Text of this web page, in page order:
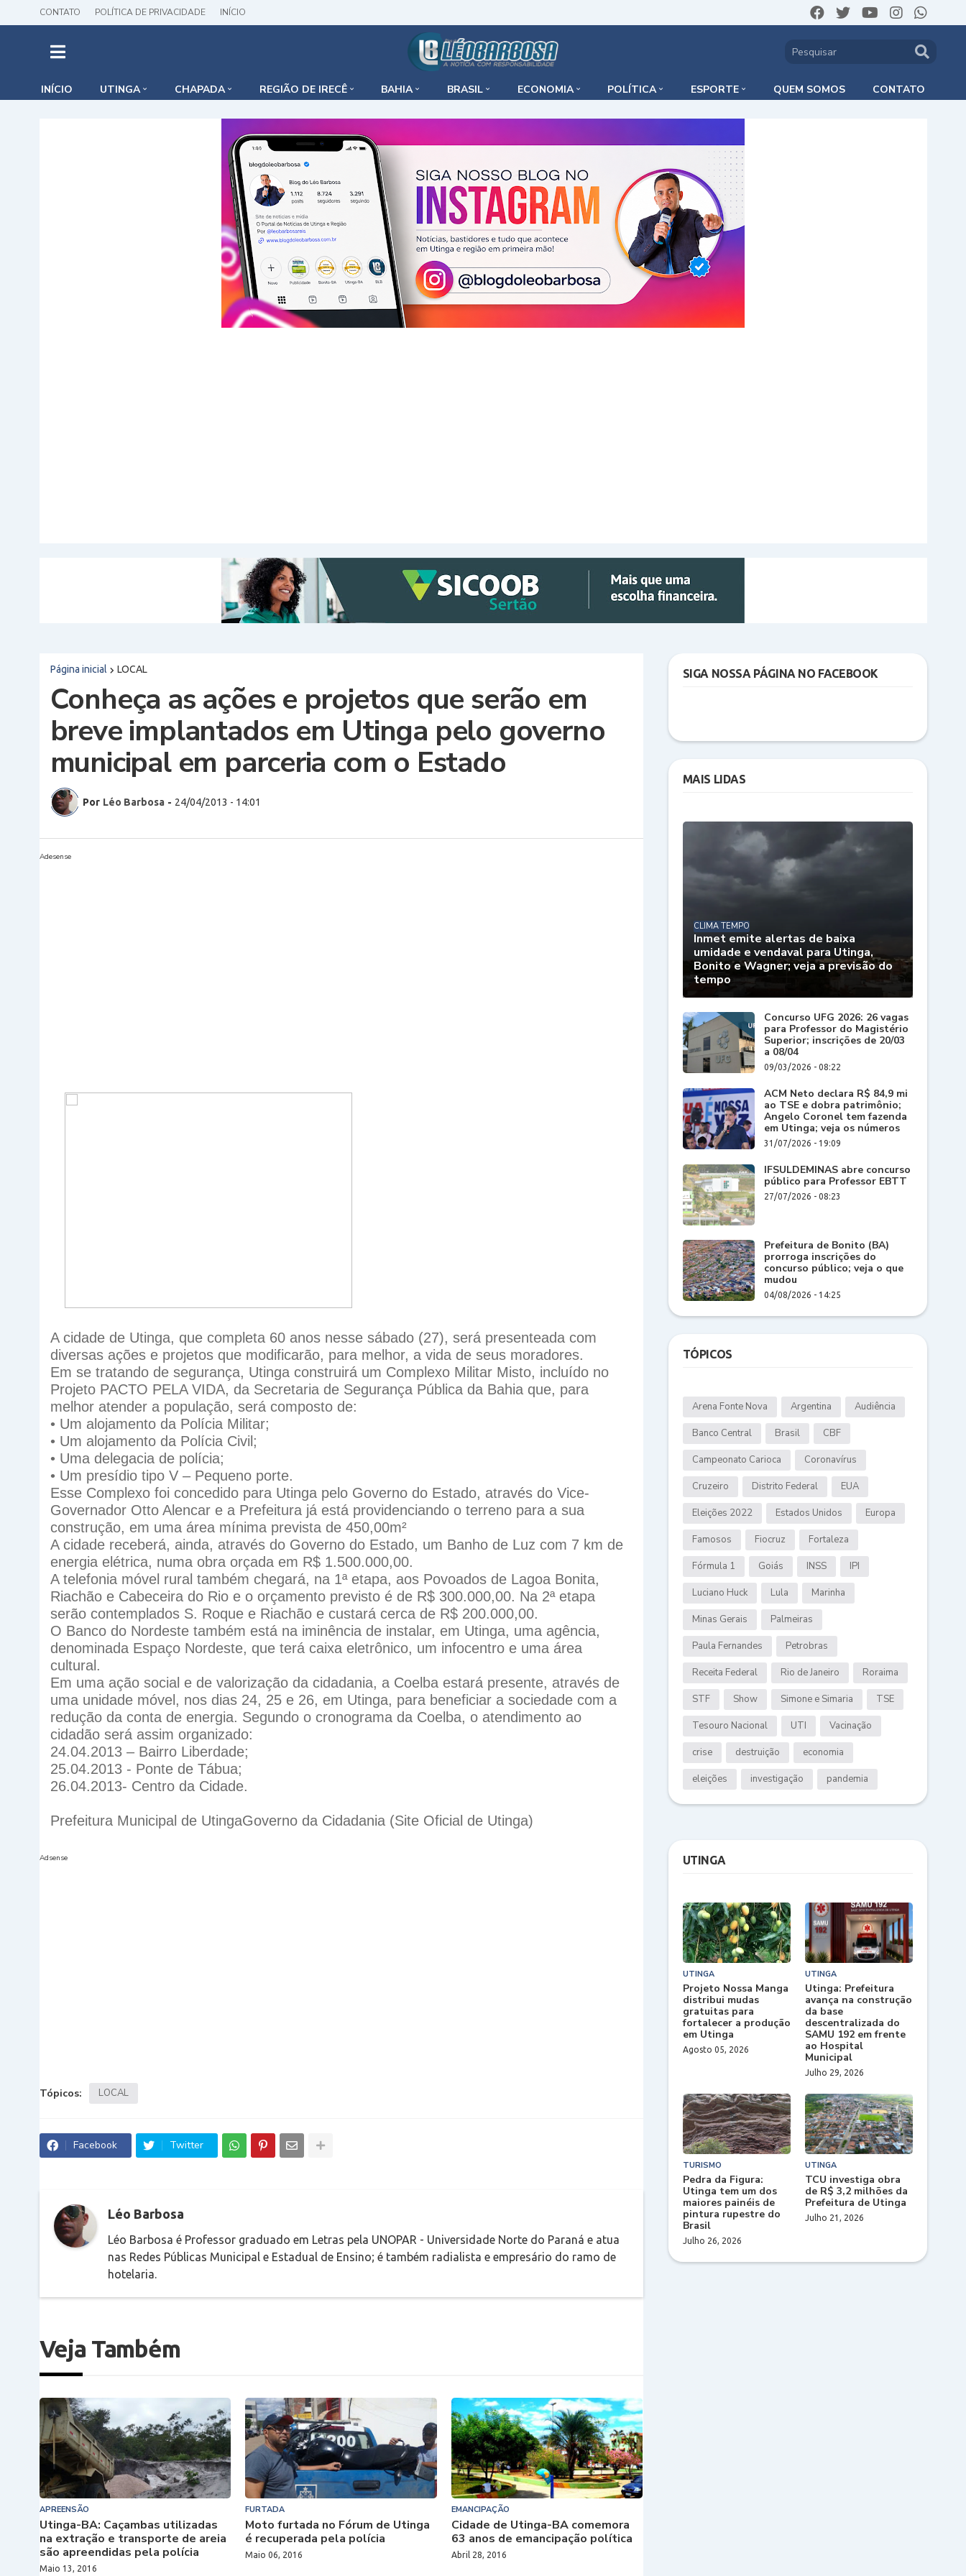
CONTATO POLÍTICA DE PRIVACIDADE INÍCIO
INÍCIO UTINGA CHAPADA REGIÃO DE IRECÊ BAHIA BRASIL ECONOMIA POLÍTICA ESPORTE QUEM SOMOS CONTATO
Página inicial LOCAL
Conheça as ações e projetos que serão em
breve implantados em Utinga pelo governo
municipal em parceria com o Estado
Por Léo Barbosa - 24/04/2013 - 14:01
Adesense
A cidade de Utinga, que completa 60 anos nesse sábado (27), será presenteada com
diversas ações e projetos que modificarão, para melhor, a vida de seus moradores.
Em se tratando de segurança, Utinga construirá um Complexo Militar Misto, incluído no
Projeto PACTO PELA VIDA, da Secretaria de Segurança Pública da Bahia que, para
melhor atender a população, será composto de:
• Um alojamento da Polícia Militar;
• Um alojamento da Polícia Civil;
• Uma delegacia de polícia;
• Um presídio tipo V – Pequeno porte.
Esse Complexo foi concedido para Utinga pelo Governo do Estado, através do Vice-
Governador Otto Alencar e a Prefeitura já está providenciando o terreno para a sua
construção, em uma área mínima prevista de 450,00m²
A cidade receberá, ainda, através do Governo do Estado, um Banho de Luz com 7 km de
energia elétrica, numa obra orçada em R$ 1.500.000,00.
A telefonia móvel rural também chegará, na 1ª etapa, aos Povoados de Lagoa Bonita,
Riachão e Cabeceira do Rio e o orçamento previsto é de R$ 300.000,00. Na 2ª etapa
serão contemplados S. Roque e Riachão e custará cerca de R$ 200.000,00.
O Banco do Nordeste também está na iminência de instalar, em Utinga, uma agência,
denominada Espaço Nordeste, que terá caixa eletrônico, um infocentro e uma área
cultural.
Em uma ação social e de valorização da cidadania, a Coelba estará presente, através de
uma unidade móvel, nos dias 24, 25 e 26, em Utinga, para beneficiar a sociedade com a
redução da conta de energia. Segundo o cronograma da Coelba, o atendimento ao
cidadão será assim organizado:
24.04.2013 – Bairro Liberdade;
25.04.2013 - Ponte de Tábua;
26.04.2013- Centro da Cidade.
Prefeitura Municipal de UtingaGoverno da Cidadania (Site Oficial de Utinga)
Adsense
Tópicos: LOCAL
Facebook Twitter
Léo Barbosa
Léo Barbosa é Professor graduado em Letras pela UNOPAR - Universidade Norte do Paraná e atua
nas Redes Públicas Municipal e Estadual de Ensino; é também radialista e empresário do ramo de
hotelaria.
Veja Também
APREENSÃO
Utinga-BA: Caçambas utilizadas
na extração e transporte de areia
são apreendidas pela polícia
Maio 13, 2016
FURTADA
Moto furtada no Fórum de Utinga
é recuperada pela polícia
Maio 06, 2016
EMANCIPAÇÃO
Cidade de Utinga-BA comemora
63 anos de emancipação política
Abril 28, 2016
SIGA NOSSA PÁGINA NO FACEBOOK
MAIS LIDAS
CLIMA TEMPO
Inmet emite alertas de baixa
umidade e vendaval para Utinga,
Bonito e Wagner; veja a previsão do
tempo
Concurso UFG 2026: 26 vagas
para Professor do Magistério
Superior; inscrições de 20/03
a 08/04
09/03/2026 - 08:22
ACM Neto declara R$ 84,9 mi
ao TSE e dobra patrimônio;
Angelo Coronel tem fazenda
em Utinga; veja os números
31/07/2026 - 19:09
IFSULDEMINAS abre concurso
público para Professor EBTT
27/07/2026 - 08:23
Prefeitura de Bonito (BA)
prorroga inscrições do
concurso público; veja o que
mudou
04/08/2026 - 14:25
TÓPICOS
Arena Fonte Nova Argentina Audiência
Banco Central Brasil CBF
Campeonato Carioca Coronavírus
Cruzeiro Distrito Federal EUA
Eleições 2022 Estados Unidos Europa
Famosos Fiocruz Fortaleza
Fórmula 1 Goiás INSS IPI
Luciano Huck Lula Marinha
Minas Gerais Palmeiras
Paula Fernandes Petrobras
Receita Federal Rio de Janeiro Roraima
STF Show Simone e Simaria TSE
Tesouro Nacional UTI Vacinação
crise destruição economia
eleições investigação pandemia
UTINGA
UTINGA
Projeto Nossa Manga
distribui mudas
gratuitas para
fortalecer a produção
em Utinga
Agosto 05, 2026
UTINGA
Utinga: Prefeitura
avança na construção
da base
descentralizada do
SAMU 192 em frente
ao Hospital
Municipal
Julho 29, 2026
TURISMO
Pedra da Figura:
Utinga tem um dos
maiores painéis de
pintura rupestre do
Brasil
Julho 26, 2026
UTINGA
TCU investiga obra
de R$ 3,2 milhões da
Prefeitura de Utinga
Julho 21, 2026